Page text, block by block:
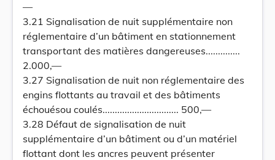
—
3.21 Signalisation de nuit supplémentaire non
réglementaire d’un bâtiment en stationnement
transportant des matières dangereuses..............
2.000,—
3.27 Signalisation de nuit non réglementaire des
engins flottants au travail et des bâtiments
échouésou coulés............................... 500,—
3.28 Défaut de signalisation de nuit
supplémentaire d’un bâtiment ou d’un matériel
flottant dont les ancres peuvent présenter